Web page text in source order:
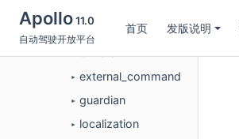
Apollo11.0
自动驾驶开放平台
首页 发版说明
dreamview_plus
► external_command
► guardian
► localization